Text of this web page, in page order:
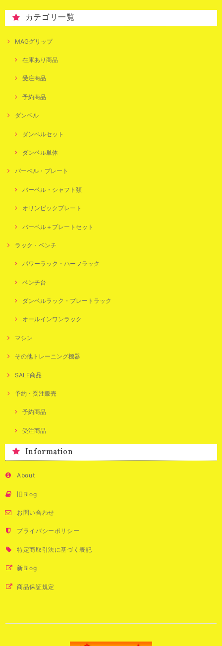
カテゴリ一覧
MAGグリップ
在庫あり商品
受注商品
予約商品
ダンベル
ダンベルセット
ダンベル単体
バーベル・プレート
バーベル・シャフト類
オリンピックプレート
バーベル＋プレートセット
ラック・ベンチ
パワーラック・ハーフラック
ベンチ台
ダンベルラック・プレートラック
オールインワンラック
マシン
その他トレーニング機器
SALE商品
予約・受注販売
予約商品
受注商品
Information
About
旧Blog
お問い合わせ
プライバシーポリシー
特定商取引法に基づく表記
新Blog
商品保証規定